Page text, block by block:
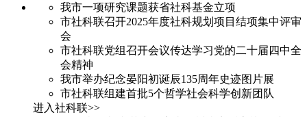
我市一项研究课题获省社科基金立项
市社科联召开2025年度社科规划项目结项集中评审
会
市社科联党组召开会议传达学习党的二十届四中全
会精神
我市举办纪念晏阳初诞辰135周年史迹图片展
市社科联组建首批5个哲学社会科学创新团队
进入社科联>>